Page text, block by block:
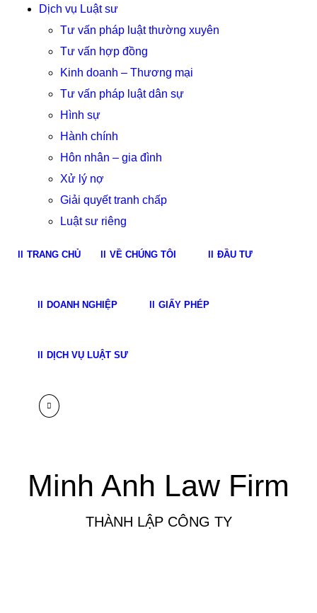
Dịch vụ Luật sư
Tư vấn pháp luật thường xuyên
Tư vấn hợp đồng
Kinh doanh – Thương mại
Tư vấn pháp luật dân sự
Hình sự
Hành chính
Hôn nhân – gia đình
Xử lý nợ
Giải quyết tranh chấp
Luật sư riêng
TRANG CHỦ VỀ CHÚNG TÔI ĐẦU TƯ
DOANH NGHIỆP GIẤY PHÉP
DỊCH VỤ LUẬT SƯ
Minh Anh Law Firm
THÀNH LẬP CÔNG TY